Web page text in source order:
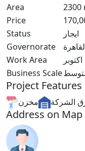
Area
2300
Price
Status
ايجار
Governorate
Work Area
اكتوبر
Business Scale
Project Features
الشركة مخزن
Address on Map